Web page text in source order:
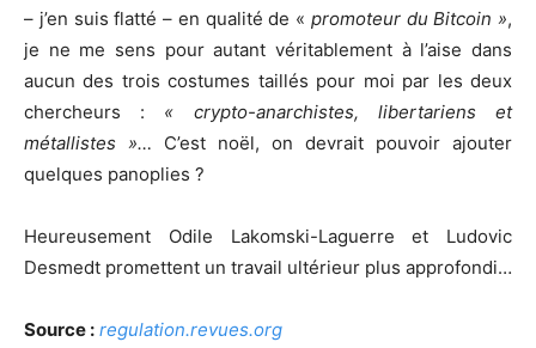
– j’en suis flatté – en qualité de « promoteur du Bitcoin »,
je ne me sens pour autant véritablement à l’aise dans
aucun des trois costumes taillés pour moi par les deux
chercheurs : « crypto-anarchistes, libertariens et
métallistes »… C’est noël, on devrait pouvoir ajouter
quelques panoplies ?
Heureusement Odile Lakomski-Laguerre et Ludovic
Desmedt promettent un travail ultérieur plus approfondi…
Source : regulation.revues.org